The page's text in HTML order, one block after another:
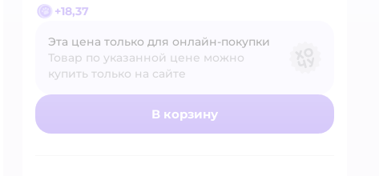
+18,37
Эта цена только для онлайн‑покупки
Товар по указанной цене можно
купить только на сайте
В корзину